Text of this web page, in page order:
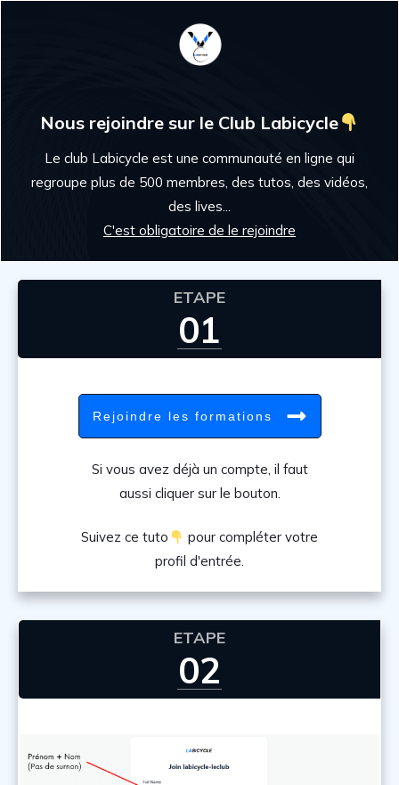
Nous rejoindre sur le Club Labicycle
Le club Labicycle est une communauté en ligne qui
regroupe plus de 500 membres, des tutos, des vidéos,
des lives...
C'est obligatoire de le rejoindre
ETAPE
01
Rejoindre les formations
Si vous avez déjà un compte, il faut
aussi cliquer sur le bouton.
Suivez ce tuto
pour compléter votre
profil d'entrée.
ETAPE
02